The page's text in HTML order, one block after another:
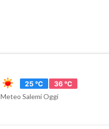
25 °C
36 °C
Meteo Salemi Oggi